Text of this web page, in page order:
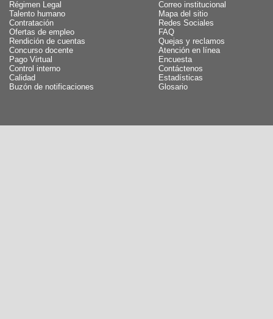
Régimen Legal
Talento humano
Contratación
Ofertas de empleo
Rendición de cuentas
Concurso docente
Pago Virtual
Control interno
Calidad
Buzón de notificaciones
Correo institucional
Mapa del sitio
Redes Sociales
FAQ
Quejas y reclamos
Atención en línea
Encuesta
Contáctenos
Estadísticas
Glosario